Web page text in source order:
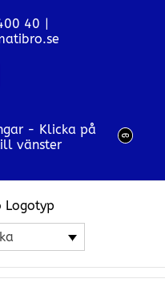
40 |
- Klicka på
vänster